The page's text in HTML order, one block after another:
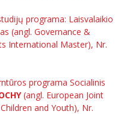
studijų centras
institutas
studijų centras
informacija
universiteto
programa: Laisvalaikio
(angl. Governance &
International Master), Nr.
programa Socialinis
(angl. European Joint
and Youth), Nr.